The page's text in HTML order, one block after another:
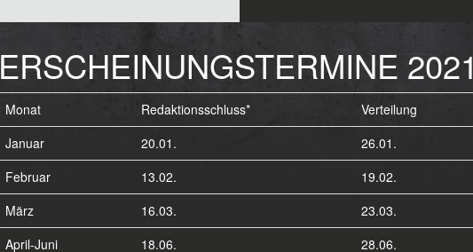
ERSCHEINUNGSTERMINE 2021
Monat Redaktionsschluss* Verteilung
Januar
20.01. 26.01.
Februar
13.02. 19.02.
März
16.03. 23.03.
April-Juni
18.06. 28.06.